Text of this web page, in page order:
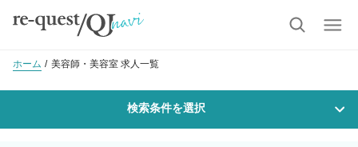
ホーム 美容師・美容室 求人一覧
検索条件を選択